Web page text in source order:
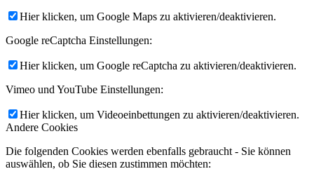
Hier klicken, um Google Maps zu aktivieren/deaktivieren.
Google reCaptcha Einstellungen:
Hier klicken, um Google reCaptcha zu aktivieren/deaktivieren.
Vimeo und YouTube Einstellungen:
Hier klicken, um Videoeinbettungen zu aktivieren/deaktivieren.
Andere Cookies
Die folgenden Cookies werden ebenfalls gebraucht - Sie können
auswählen, ob Sie diesen zustimmen möchten: